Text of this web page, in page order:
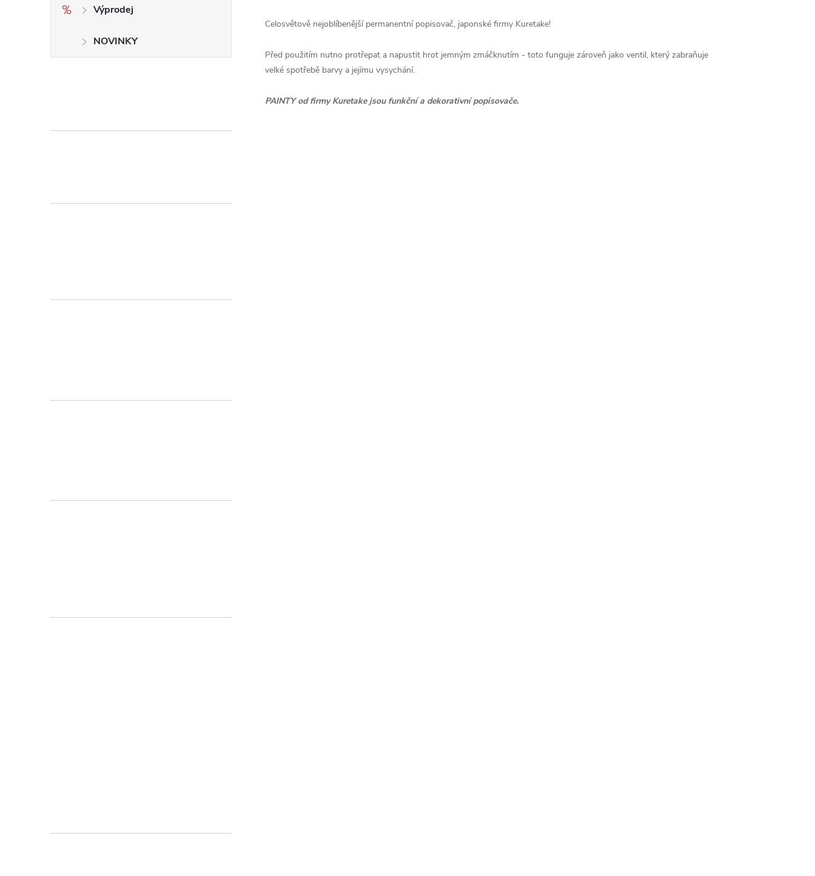
Výprodej
NOVINKY
Celosvětově nejoblíbenější permanentní popisovač, japonské firmy Kuretake!
Před použitím nutno protřepat a napustit hrot jemným zmáčknutím - toto funguje zároveň jako ventil, který zabraňuje
velké spotřebě barvy a jejímu vysychání.
PAINTY od firmy Kuretake jsou funkční a dekorativní popisovače.